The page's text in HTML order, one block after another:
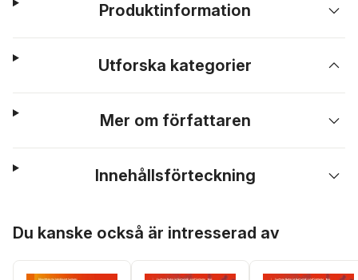
Produktinformation
Utforska kategorier
Mer om författaren
Innehållsförteckning
Du kanske också är intresserad av